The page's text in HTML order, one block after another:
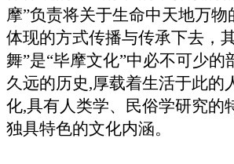
摩”负责将关于生命中天地万
体现的方式传播与传承下去，
舞”是“毕摩文化”中必不可少的
久远的历史,厚载着生活于此的
化,具有人类学、民俗学研究的
独具特色的文化内涵。